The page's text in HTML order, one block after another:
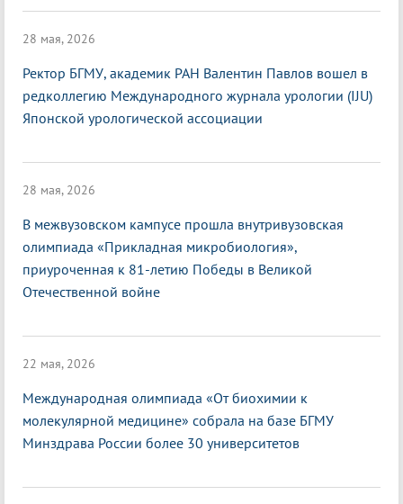
28 мая, 2026
Ректор БГМУ, академик РАН Валентин Павлов вошел в
редколлегию Международного журнала урологии (IJU)
Японской урологической ассоциации
28 мая, 2026
В межвузовском кампусе прошла внутривузовская
олимпиада «Прикладная микробиология»,
приуроченная к 81-летию Победы в Великой
Отечественной войне
22 мая, 2026
Международная олимпиада «От биохимии к
молекулярной медицине» собрала на базе БГМУ
Минздрава России более 30 университетов